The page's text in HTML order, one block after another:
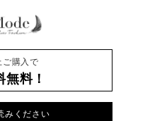
購入で
料！
みください